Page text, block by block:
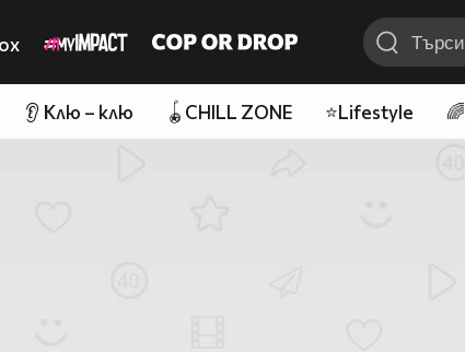
👂 Клю – клю 🪀CHILL ZONE ⭐Lifestyle